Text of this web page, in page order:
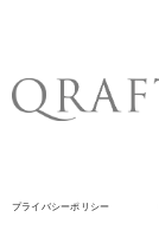
プライバシーポリシー